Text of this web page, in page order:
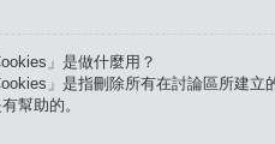
」是做什麼用？
」是指刪除所有在討論區所建
幫助的。